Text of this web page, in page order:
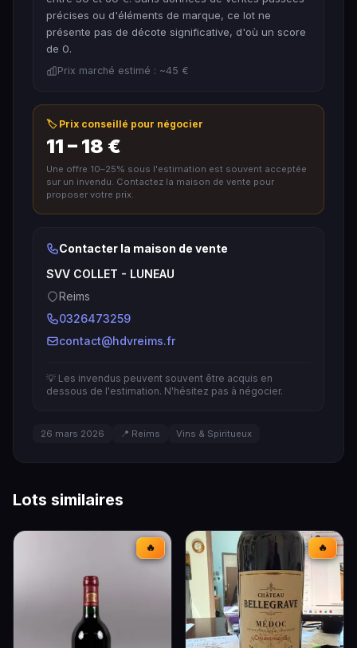
précises ou d'éléments de marque, ce lot ne
présente pas de décote significative, d'où un score
de 0.
Prix marché estimé : ~45 €
🏷️ Prix conseillé pour négocier
11 – 18 €
Une offre 10–25% sous l'estimation est souvent acceptée
sur un invendu. Contactez la maison de vente pour
proposer votre prix.
Contacter la maison de vente
SVV COLLET - LUNEAU
Reims
0326473259
contact@hdvreims.fr
💡 Les invendus peuvent souvent être acquis en
dessous de l'estimation. N'hésitez pas à négocier.
26 mars 2026 📍 Reims Vins & Spiritueux
Lots similaires
🔥 🔥